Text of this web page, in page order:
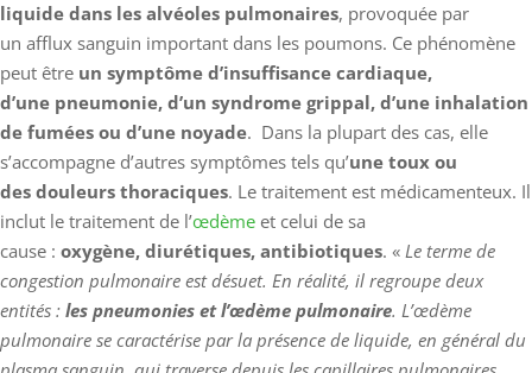
liquide dans les alvéoles pulmonaires, provoquée par
un afflux sanguin important dans les poumons. Ce phénomène
peut être un symptôme d’insuffisance cardiaque,
d’une pneumonie, d’un syndrome grippal, d’une inhalation
de fumées ou d’une noyade. Dans la plupart des cas, elle
s’accompagne d’autres symptômes tels qu’une toux ou
des douleurs thoraciques. Le traitement est médicamenteux. Il
inclut le traitement de l’œdème et celui de sa
cause : oxygène, diurétiques, antibiotiques. « Le terme de
congestion pulmonaire est désuet. En réalité, il regroupe deux
entités : les pneumonies et l’œdème pulmonaire. L’œdème
pulmonaire se caractérise par la présence de liquide, en général du